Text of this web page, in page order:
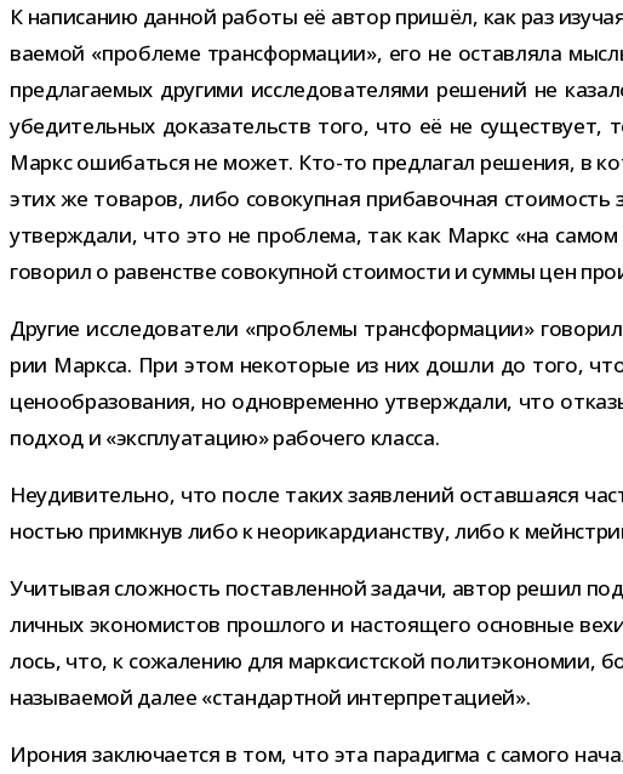
К напи­са­нию дан­ной работы её автор при­шёл, как раз
ва­е­мой «про­блеме транс­фор­ма­ции», его не остав­ляла
пред­ла­га­е­мых дру­гими иссле­до­ва­те­лями реше­ний не
убе­ди­тель­ных дока­за­тельств того, что её не
Маркс оши­баться не может. Кто-​то пред­ла­гал реше­ния, в
этих же това­ров, либо сово­куп­ная при­ба­воч­ная
утвер­ждали, что это не про­блема, так как Маркс «на
гово­рил о равен­стве сово­куп­ной сто­и­мо­сти и суммы цен
Другие иссле­до­ва­тели «про­блемы транс­фор­ма­ции»
рии Маркса. При этом неко­то­рые из них дошли до того,
цено­об­ра­зо­ва­ния, но одно­вре­менно утвер­ждали, что
под­ход и «экс­плу­а­та­цию» рабо­чего класса.
Неудивительно, что после таких заяв­ле­ний остав­ша­яся
но­стью при­мкнув либо к неори­кар­диан­ству, либо к
Учитывая слож­ность постав­лен­ной задачи, автор решил
лич­ных эко­но­ми­стов про­шлого и насто­я­щего основ­ные
лось, что, к сожа­ле­нию для марк­сист­ской полит­эко­но­мии,
назы­ва­е­мой далее «стан­дарт­ной интерпретацией».
Ирония заклю­ча­ется в том, что эта пара­дигма с самого